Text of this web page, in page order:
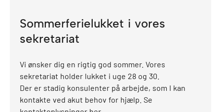
Sommerferielukket i vores
sekretariat
Vi ønsker dig en rigtig god sommer. Vores
sekretariat holder lukket i uge 28 og 30.
Der er stadig konsulenter på arbejde, som I kan
kontakte ved akut behov for hjælp. Se